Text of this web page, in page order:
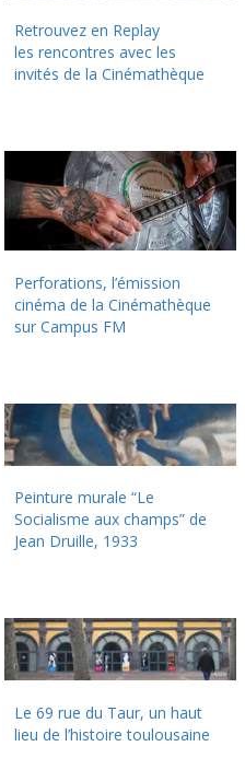
Retrouvez en Replay
les rencontres avec les
invités de la Cinémathèque
Perforations, l’émission
cinéma de la Cinémathèque
sur Campus FM
Peinture murale “Le
Socialisme aux champs” de
Jean Druille, 1933
Le 69 rue du Taur, un haut
lieu de l’histoire toulousaine